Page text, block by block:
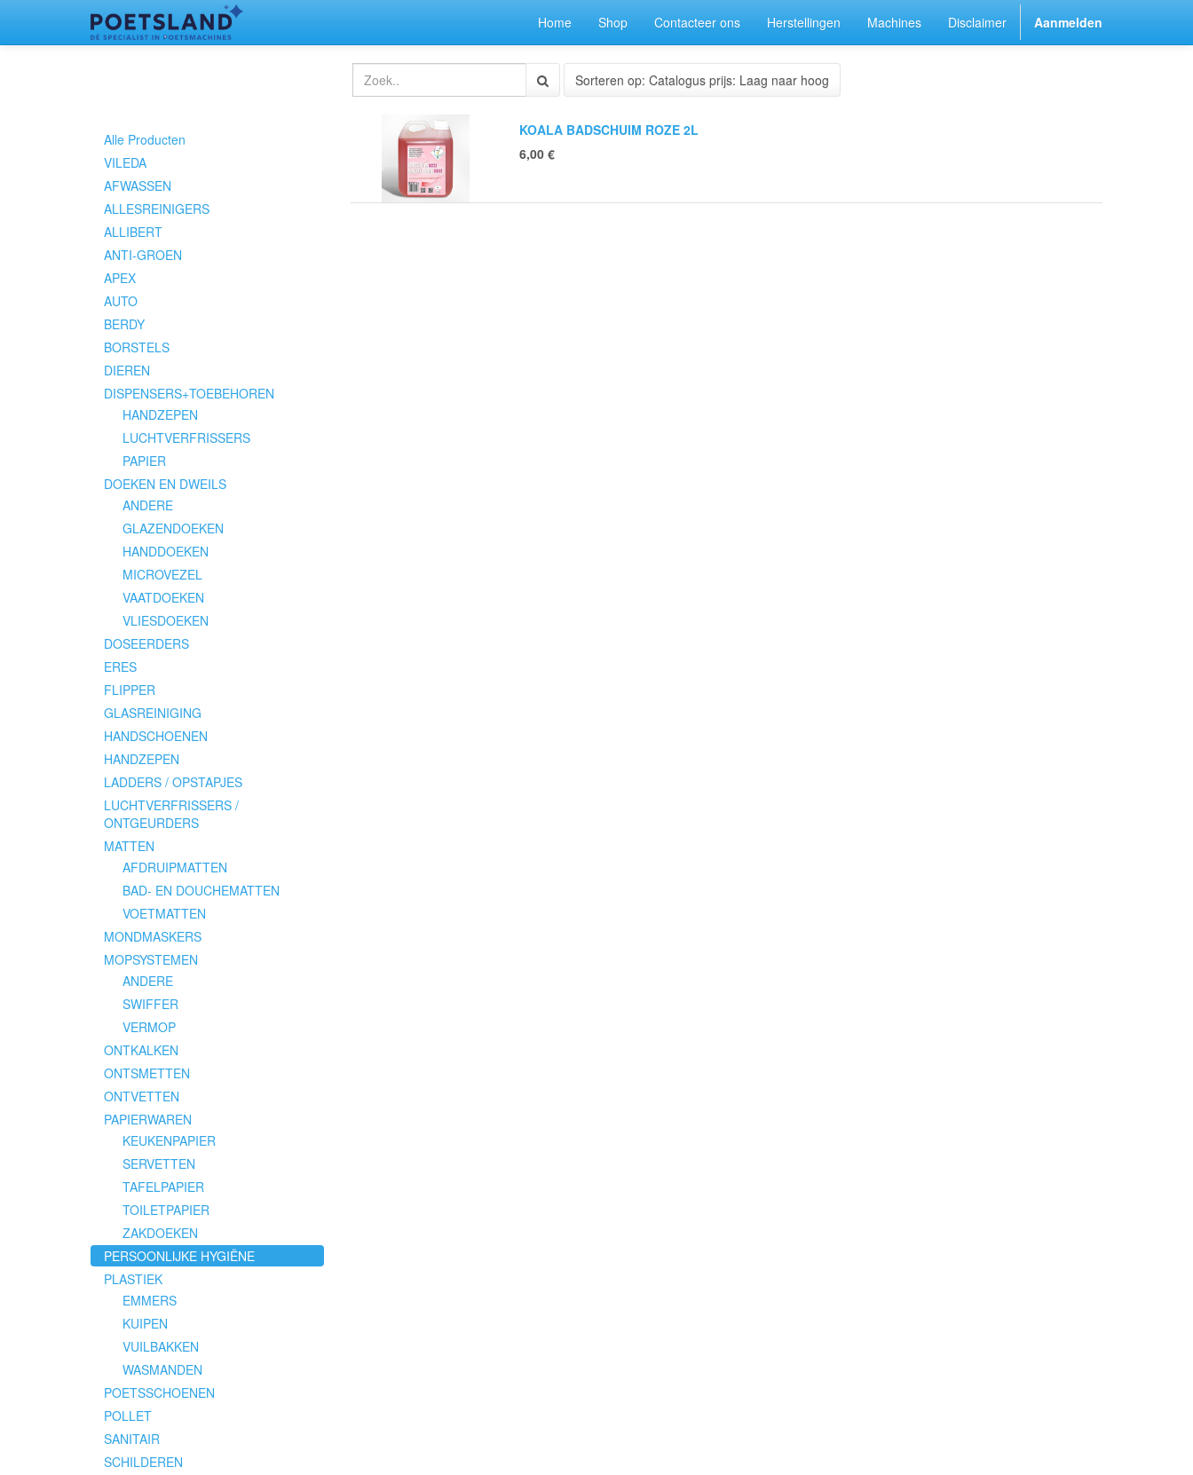
Home Shop Contacteer ons Herstellingen Machines Disclaimer Aanmelden
Sorteren op: Catalogus prijs: Laag naar hoog
Alle Producten
VILEDA
AFWASSEN
ALLESREINIGERS
ALLIBERT
ANTI-GROEN
APEX
AUTO
BERDY
BORSTELS
DIEREN
DISPENSERS+TOEBEHOREN
HANDZEPEN
LUCHTVERFRISSERS
PAPIER
DOEKEN EN DWEILS
ANDERE
GLAZENDOEKEN
HANDDOEKEN
MICROVEZEL
VAATDOEKEN
VLIESDOEKEN
DOSEERDERS
ERES
FLIPPER
GLASREINIGING
HANDSCHOENEN
HANDZEPEN
LADDERS / OPSTAPJES
LUCHTVERFRISSERS /
ONTGEURDERS
MATTEN
AFDRUIPMATTEN
BAD- EN DOUCHEMATTEN
VOETMATTEN
MONDMASKERS
MOPSYSTEMEN
ANDERE
SWIFFER
VERMOP
ONTKALKEN
ONTSMETTEN
ONTVETTEN
PAPIERWAREN
KEUKENPAPIER
SERVETTEN
TAFELPAPIER
TOILETPAPIER
ZAKDOEKEN
PERSOONLIJKE HYGIËNE
PLASTIEK
EMMERS
KUIPEN
VUILBAKKEN
WASMANDEN
POETSSCHOENEN
POLLET
SANITAIR
SCHILDEREN
KOALA BADSCHUIM ROZE 2L
6,00€